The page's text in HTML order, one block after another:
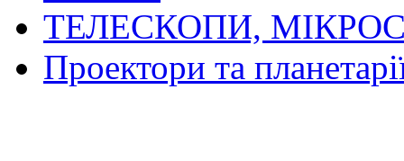
ТЕЛЕСКОПИ,
Проектори та